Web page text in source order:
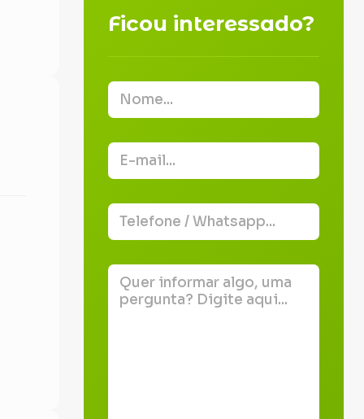
Ficou interessado?